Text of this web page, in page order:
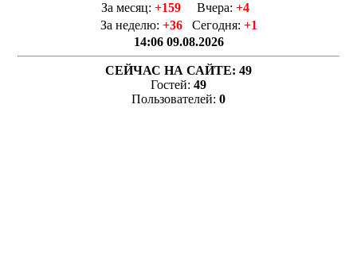
За месяц: +159 Вчера: +4
За неделю: +36 Сегодня: +1
14:06 09.08.2026
СЕЙЧАС НА САЙТЕ: 49
Гостей: 49
Пользователей: 0